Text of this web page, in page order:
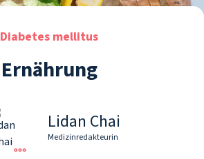
Diabetes mellitus
Ernährung
Lidan Chai
Medizinredakteurin